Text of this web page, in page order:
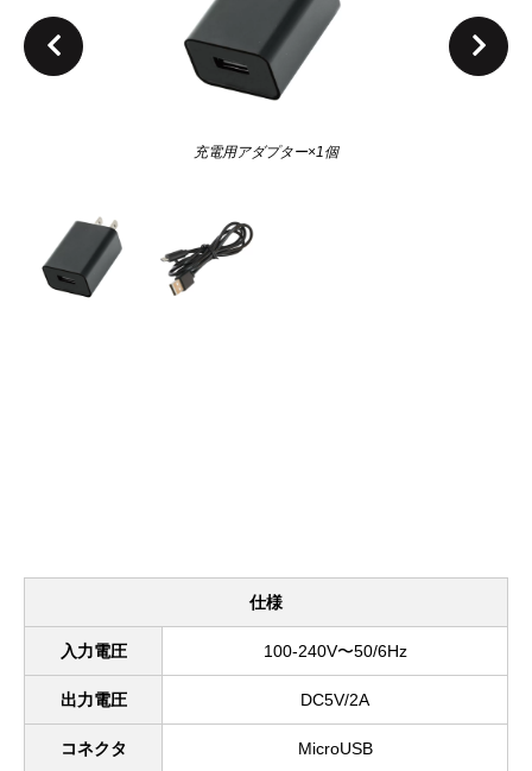
充電用アダプター×1個
仕様
入力電圧 100-240V〜50/6Hz
出力電圧 DC5V/2A
コネクタ MicroUSB